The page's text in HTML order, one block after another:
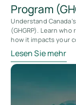
Program
Understand
(GHGRP). Learn
how it impacts your
Lesen Sie mehr